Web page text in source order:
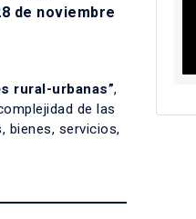
de noviembre
rural-urbanas”,
de las
bienes, servicios,